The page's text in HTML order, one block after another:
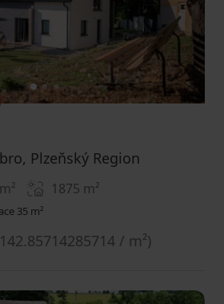
12 3
Plzeňský Region
1875 m²
35 m²
/ m²)